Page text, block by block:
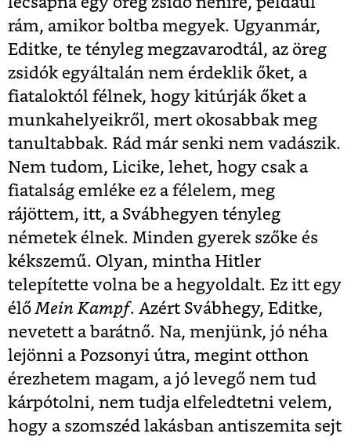
rám, amikor boltba megyek. Ugyanmár,
Editke, te tényleg megzavarodtál, az öreg
zsidók egyáltalán nem érdeklik őket, a
fiataloktól félnek, hogy kitúrják őket a
munkahelyeikről, mert okosabbak meg
tanultabbak. Rád már senki nem vadászik.
Nem tudom, Licike, lehet, hogy csak a
fiatalság emléke ez a félelem, meg
rájöttem, itt, a Svábhegyen tényleg
németek élnek. Minden gyerek szőke és
kékszemű. Olyan, mintha Hitler
telepítette volna be a hegyoldalt. Ez itt egy
élőMein Kampf. Azért Svábhegy, Editke,
nevetett a barátnő. Na, menjünk, jó néha
lejönni a Pozsonyi útra, megint otthon
érezhetem magam, a jó levegő nem tud
kárpótolni, nem tudja elfeledtetni velem,
hogy a szomszéd lakásban antiszemita sejt